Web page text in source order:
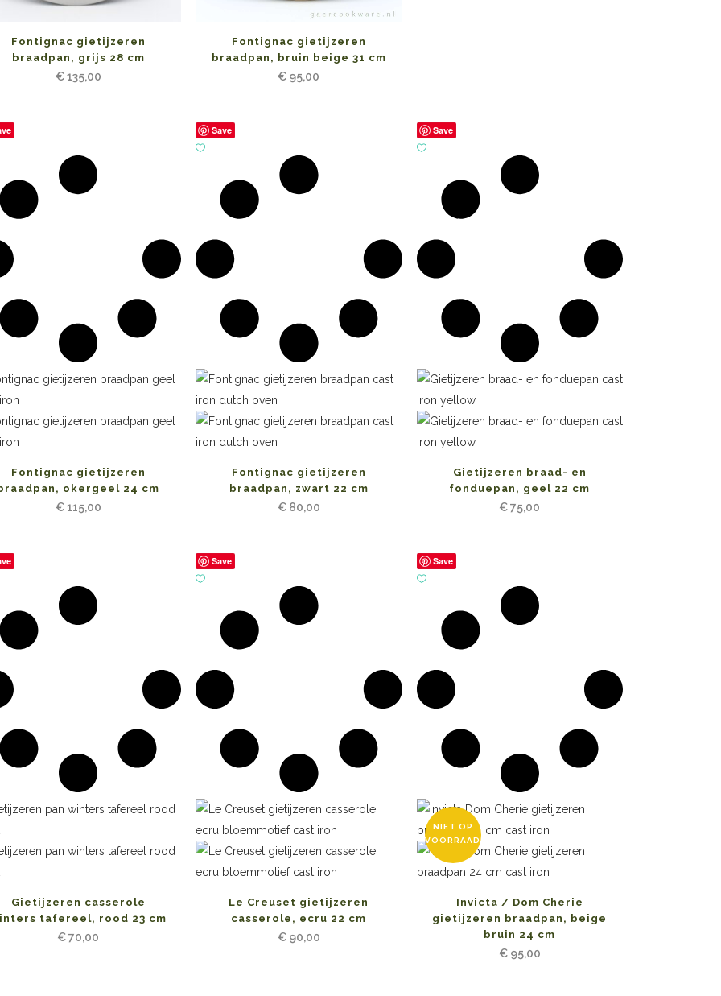
Fontignac gietijzeren
braadpan, grijs 28 cm
€135,00
Fontignac gietijzeren
braadpan, bruin beige 31 cm
€ 95,00
Fontignac gietijzeren
okergeel 24 cm
€115,00
Save
Fontignac gietijzeren
braadpan, zwart 22 cm
€80,00
Save
Gietijzeren braad- en
fonduepan, geel 22 cm
€75,00
Gietijzeren casserole
tafereel, rood 23 cm
€70,00
Save
Le Creuset gietijzeren
casserole, ecru 22 cm
€90,00
Save
NIET OP
VOORRAAD
Invicta / Dom Cherie
gietijzeren braadpan, beige
bruin 24 cm
€95,00